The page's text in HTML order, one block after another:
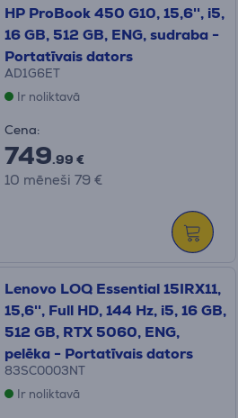
HP ProBook 450 G10, 15,6'', i5,
16 GB, 512 GB, ENG, sudraba -
Portatīvais dators
AD1G6ET
Ir noliktavā
Cena:
749.99 €
10 mēneši 79 €
Lenovo LOQ Essential 15IRX11,
15,6'', Full HD, 144 Hz, i5, 16 GB,
512 GB, RTX 5060, ENG,
pelēka - Portatīvais dators
83SC0003NT
Ir noliktavā